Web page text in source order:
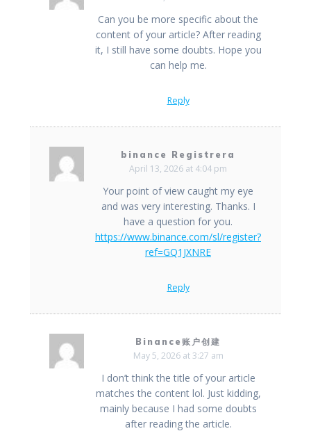
Can you be more specific about the
content of your article? After reading
it, I still have some doubts. Hope you
can help me.
Reply
binance Registrera
April 13, 2026 at 4:04 pm
Your point of view caught my eye
and was very interesting. Thanks. I
have a question for you.
https://www.binance.com/sl/register?
ref=GQ1JXNRE
Reply
Binance账户创建
May 5, 2026 at 3:27 am
I don’t think the title of your article
matches the content lol. Just kidding,
mainly because I had some doubts
after reading the article.